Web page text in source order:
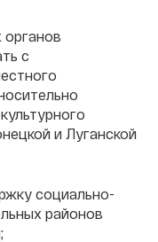
с
и Луганской
социально-
районов